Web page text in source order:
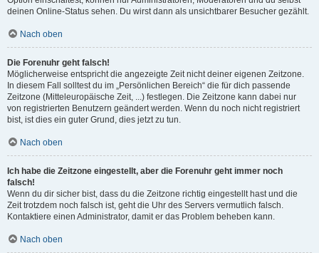
deinen Online-Status sehen. Du wirst dann als unsichtbarer Besucher gezählt.
Nach oben
Die Forenuhr geht falsch!
Möglicherweise entspricht die angezeigte Zeit nicht deiner eigenen Zeitzone.
In diesem Fall solltest du im „Persönlichen Bereich“ die für dich passende
Zeitzone (Mitteleuropäische Zeit, ...) festlegen. Die Zeitzone kann dabei nur
von registrierten Benutzern geändert werden. Wenn du noch nicht registriert
bist, ist dies ein guter Grund, dies jetzt zu tun.
Nach oben
Ich habe die Zeitzone eingestellt, aber die Forenuhr geht immer noch
falsch!
Wenn du dir sicher bist, dass du die Zeitzone richtig eingestellt hast und die
Zeit trotzdem noch falsch ist, geht die Uhr des Servers vermutlich falsch.
Kontaktiere einen Administrator, damit er das Problem beheben kann.
Nach oben